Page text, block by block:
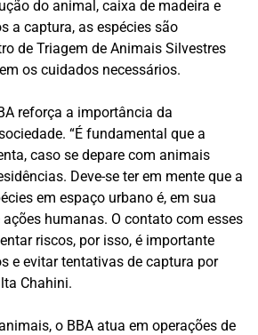
do animal, caixa de madeira e
a captura, as espécies são
de Triagem de Animais Silvestres
os cuidados necessários.
reforça a importância da
“É fundamental que a
caso se depare com animais
Deve-se ter em mente que a
em espaço urbano é, em sua
humanas. O contato com esses
riscos, por isso, é importante
e evitar tentativas de captura por
Chahini.
o BBA atua em operações de